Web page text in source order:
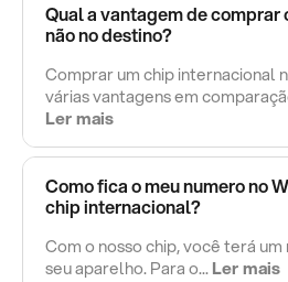
Qual a vantagem de comprar
não no destino?
Comprar um chip internacional
várias vantagens em
Ler mais
Como fica o meu numero no
chip internacional?
Com o nosso chip, você terá
seu aparelho. Para o...Ler mais